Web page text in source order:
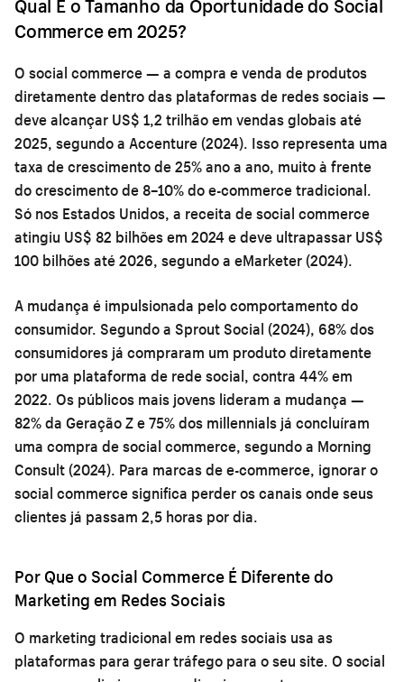
Qual É o Tamanho da Oportunidade do Social
Commerce em 2025?
O social commerce — a compra e venda de produtos
diretamente dentro das plataformas de redes sociais —
deve alcançar US$ 1,2 trilhão em vendas globais até
2025, segundo a Accenture (2024). Isso representa uma
taxa de crescimento de 25% ano a ano, muito à frente
do crescimento de 8–10% do e-commerce tradicional.
Só nos Estados Unidos, a receita de social commerce
atingiu US$ 82 bilhões em 2024 e deve ultrapassar US$
100 bilhões até 2026, segundo a eMarketer (2024).
A mudança é impulsionada pelo comportamento do
consumidor. Segundo a Sprout Social (2024), 68% dos
consumidores já compraram um produto diretamente
por uma plataforma de rede social, contra 44% em
2022. Os públicos mais jovens lideram a mudança —
82% da Geração Z e 75% dos millennials já concluíram
uma compra de social commerce, segundo a Morning
Consult (2024). Para marcas de e-commerce, ignorar o
social commerce significa perder os canais onde seus
clientes já passam 2,5 horas por dia.
Por Que o Social Commerce É Diferente do
Marketing em Redes Sociais
O marketing tradicional em redes sociais usa as
plataformas para gerar tráfego para o seu site. O social